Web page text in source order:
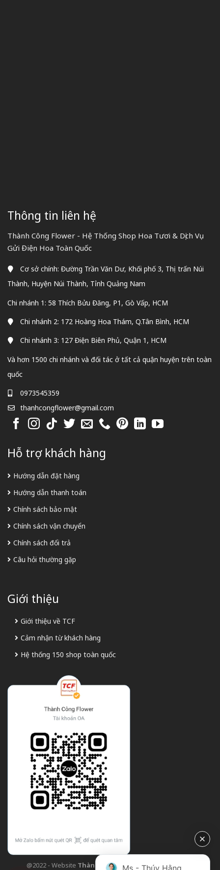
Thông tin liên hệ
Thành Công Flower - Hệ Thống Shop Hoa Tươi & Dịch Vụ
Gửi Điện Hoa Toàn Quốc
Cơ sở chính: Đường Trần Văn Dư, Khối phố 3, Thị trấn Núi
Thành, Huyện Núi Thành, Tỉnh Quảng Nam
Chi nhánh 1: 58 Thích Bửu Đăng, P1, Gò Vấp, HCM
Chi nhánh 2: 172 Hoàng Hoa Thám, Q.Tân Bình, HCM
Chi nhánh 3: 127 Điện Biên Phủ, Quận 1, HCM
Và hơn 1500 chi nhánh và đối tác ở tất cả quận huyện trên toàn
quốc
0973545359
thanhcongflower@gmail.com
Hỗ trợ khách hàng
Hướng dẫn đặt hàng
Hướng dẫn thanh toán
Chính sách bảo mật
Chính sách vận chuyển
Chính sách đổi trả
Câu hỏi thường gặp
Giới thiệu
Giới thiệu về TCF
Cảm nhận từ khách hàng
Hệ thống 150 shop toàn quốc
@2022 - Website Thành Công Flower| Design bởi
Ms - Thúy Hằng